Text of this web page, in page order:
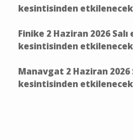
kesintisinden
Finike 2 Haziran 2026
kesintisinden
Manavgat 2 Haziran
kesintisinden